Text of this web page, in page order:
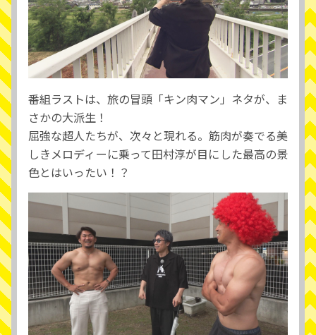
番組ラストは、旅の冒頭「キン肉マン」ネタが、ま
さかの大派生！
屈強な超人たちが、次々と現れる。筋肉が奏でる美
しきメロディーに乗って田村淳が目にした最高の景
色とはいったい！？